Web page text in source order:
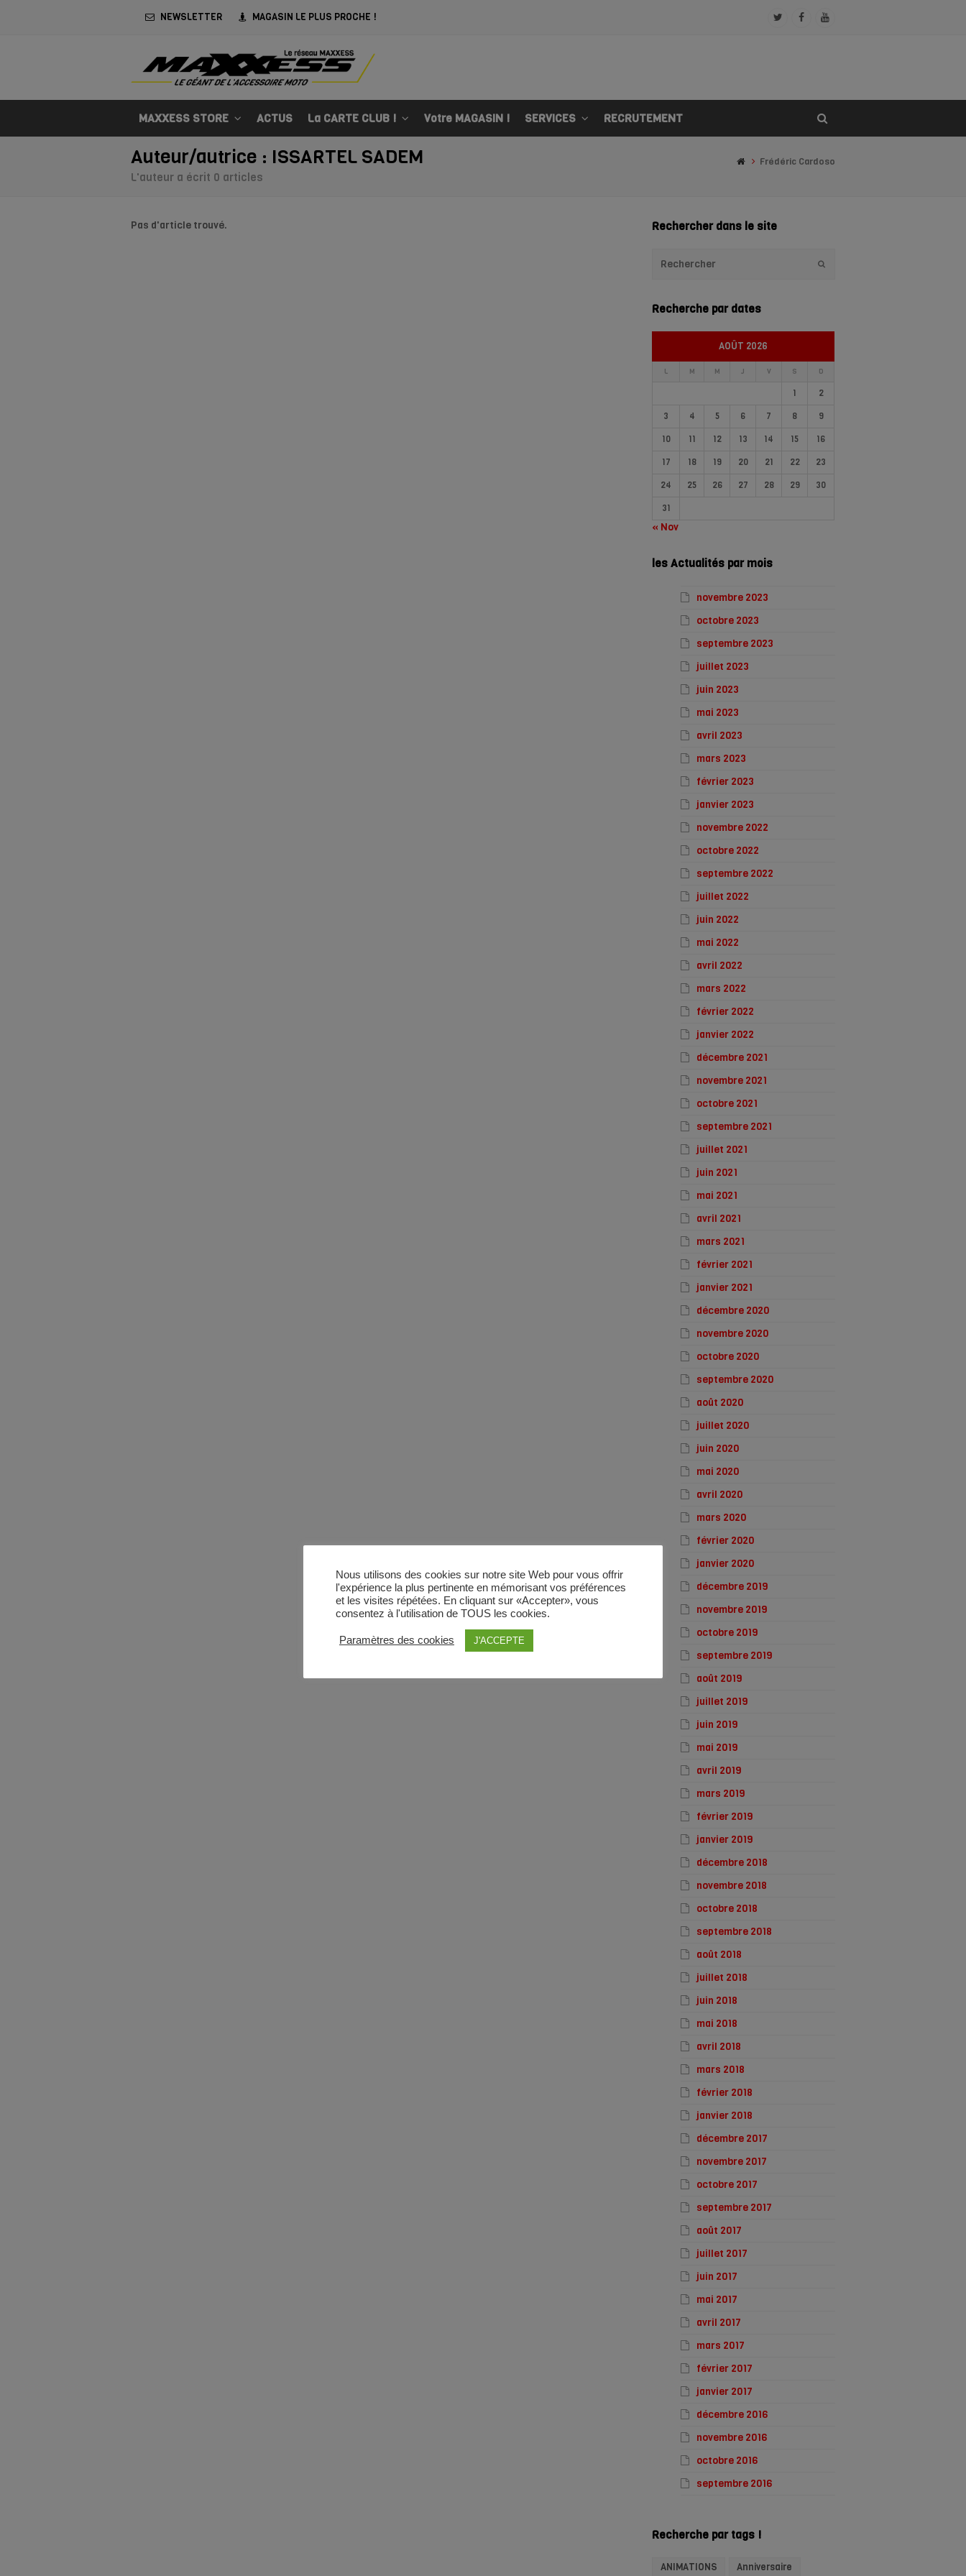
NEWSLETTER MAGASIN LE PLUS PROCHE !
TwitterFacebookYoutube
MAXXESS STORE ACTUS La CARTE CLUB ! Votre MAGASIN ! SERVICES RECRUTEMENT
Auteur/autrice : ISSARTEL SADEM
L'auteur a écrit 0 articles
Frédéric Cardoso
Pas d'article trouvé. Rechercher dans le site
Recherche par dates
AOÛT 2026
L M M J V S D
1
2
3
4 5 6 7 8
9
10
11 12 13 14 15
16
17
18 19 20 21 22
23
24
25 26 27 28 29
30
31
« Nov
les Actualités par mois
novembre 2023
octobre 2023
septembre 2023
juillet 2023
juin 2023
mai 2023
avril 2023
mars 2023
février 2023
janvier 2023
novembre 2022
octobre 2022
septembre 2022
juillet 2022
juin 2022
mai 2022
avril 2022
mars 2022
février 2022
janvier 2022
décembre 2021
novembre 2021
octobre 2021
septembre 2021
juillet 2021
juin 2021
mai 2021
avril 2021
mars 2021
février 2021
janvier 2021
décembre 2020
novembre 2020
octobre 2020
septembre 2020
août 2020
juillet 2020
juin 2020
mai 2020
avril 2020
mars 2020
février 2020
janvier 2020
décembre 2019
novembre 2019
octobre 2019
septembre 2019
août 2019
juillet 2019
juin 2019
mai 2019
avril 2019
mars 2019
février 2019
janvier 2019
décembre 2018
novembre 2018
octobre 2018
septembre 2018
août 2018
juillet 2018
juin 2018
mai 2018
avril 2018
mars 2018
février 2018
janvier 2018
décembre 2017
novembre 2017
octobre 2017
septembre 2017
août 2017
juillet 2017
juin 2017
mai 2017
avril 2017
mars 2017
février 2017
janvier 2017
décembre 2016
novembre 2016
octobre 2016
septembre 2016
Recherche par tags !
ANIMATIONS Anniversaire
Nous utilisons des cookies sur notre site Web pour vous offrir
l'expérience la plus pertinente en mémorisant vos préférences
et les visites répétées. En cliquant sur «Accepter», vous
consentez à l'utilisation de TOUS les cookies.
Paramètres des cookies J'ACCEPTE